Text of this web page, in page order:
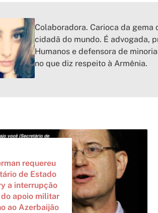
Colaboradora. Carioca da gema
cidadã do mundo. É advogada,
Humanos e defensora de
no que diz respeito à Armênia.
requereu
de Estado
a interrupção
apoio militar
ao Azerbaijão